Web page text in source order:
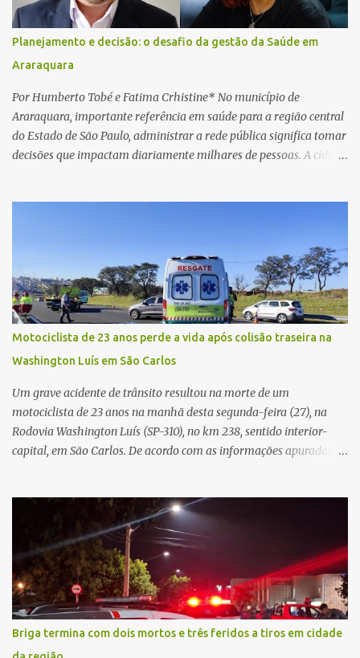
link, orientando a vítima a acessá-lo pelo computador para
concluir a suposta atualização cadastral. Após realizar o
procedimento, a conta bancária ficou bloqueada por algumas
horas. Sem conseguir acessar o sistema, a vítima tentou
novamente contato com o suposto gerente, mas não obteve
resposta. Na segunda-fe...
Planejamento e decisão: o desafio da gestão da Saúde em
Araraquara
Por Humberto Tobé e Fatima Crhistine* No município de
Araraquara, importante referência em saúde para a região central
do Estado de São Paulo, administrar a rede pública significa tomar
decisões que impactam diariamente milhares de pessoas. A cidade
o Sistema Único de Saúde (SUS). Nos últimos anos, o Governo
Federal tem ampliado investimentos destinados ao fortalecimento
da atenção básica, da infraestrutura hospitalar e da
regionalização dos serviços de saúde. Entretanto, em um cenário
de demandas crescentes e recursos necessariamente limitados, a
principal missão da gestão pública não é apenas investir mais,
mas decidir melhor onde investir para produzir o maior benefício
possível à população. Essa reflexão encontra respaldo tanto na
teoria da admini...
Motociclista de 23 anos perde a vida após colisão traseira na
Washington Luís em São Carlos
Um grave acidente de trânsito resultou na morte de um
motociclista de 23 anos na manhã desta segunda-feira (27), na
Rodovia Washington Luís (SP-310), no km 238, sentido interior-
capital, em São Carlos. De acordo com as informações apuradas no
veículo, o trânsito estava lento e congestionado devido a obras
realizadas na rodovia, momento em que ocorreu o impacto. Com
a violência da colisão, o motociclista foi arremessado ao solo.
Testemunhas relataram que o capacete teria se desprendido
durante o acidente. O jovem sofreu ferimentos gravíssimos e
morreu ainda no local. Equipes de resgate e de atendimento da
concessionária responsável pela rodovia foram acionadas e
realizaram a sinalização da via, além de prestarem socorro à
Briga termina com dois mortos e três feridos a tiros em cidade